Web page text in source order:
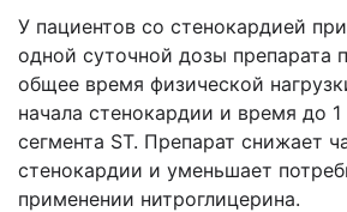
У пациентов со стенокардией
одной суточной дозы препарата
общее время физической
начала стенокардии и время до
сегмента ST. Препарат снижает
стенокардии и уменьшает
применении нитроглицерина.